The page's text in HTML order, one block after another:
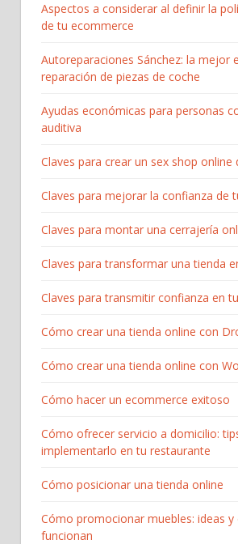
Aspectos a considerar al definir la
de tu ecommerce
Autoreparaciones Sánchez: la mejor
reparación de piezas de coche
Ayudas económicas para personas
auditiva
Claves para crear un sex shop online
Claves para mejorar la confianza de
Claves para montar una cerrajería
Claves para transformar una tienda
Claves para transmitir confianza en
Cómo crear una tienda online con
Cómo crear una tienda online con
Cómo hacer un ecommerce exitoso
Cómo ofrecer servicio a domicilio:
implementarlo en tu restaurante
Cómo posicionar una tienda online
Cómo promocionar muebles: ideas y
funcionan